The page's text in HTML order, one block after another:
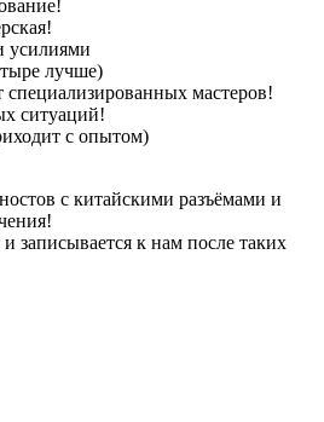
усилиями
лучше)
специализированных мастеров!
ситуаций!
с опытом)
с китайскими разъёмами и
записывается к нам после таких